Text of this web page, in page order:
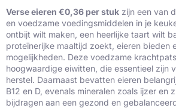
Verse eieren €0,36 per stuk zijn een van
en voedzame voedingsmiddelen in je
ontbijt wilt maken, een heerlijke taart wilt
proteïnerijke maaltijd zoekt, eieren bieden
mogelijkheden. Deze voedzame
hoogwaardige eiwitten, die essentieel zijn
herstel. Daarnaast bevatten eieren
B12 en D, evenals mineralen zoals ijzer en
bijdragen aan een gezond en